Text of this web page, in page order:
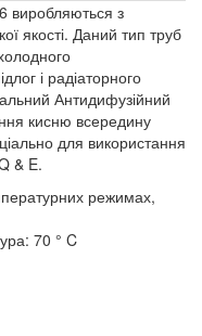
виробляються з
якості. Даний тип труб
і радіаторного
Антидифузійний
кисню всередину
для використання
& E.
режимах,
70 ° C